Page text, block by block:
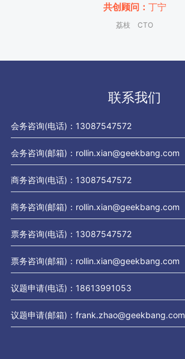
共创顾问： 丁宁
荔枝 CTO
联系我们
会务咨询(电话)：13087547572
会务咨询(邮箱)：rollin.xian@geekbang.com
商务咨询(电话)：13087547572
商务咨询(邮箱)：rollin.xian@geekbang.com
票务咨询(电话)：13087547572
票务咨询(邮箱)：rollin.xian@geekbang.com
议题申请(电话)：18613991053
议题申请(邮箱)：frank.zhao@geekbang.com